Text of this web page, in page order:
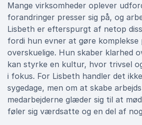
Mange virksomheder oplever
forandringer presser sig på, og
Lisbeth er efterspurgt af netop
fordi hun evner at gøre komplekse
overskuelige. Hun skaber klarhed
kan styrke en kultur, hvor trivsel
i fokus. For Lisbeth handler det
sygedage, men om at skabe
medarbejderne glæder sig til at
føler sig værdsatte og en del af